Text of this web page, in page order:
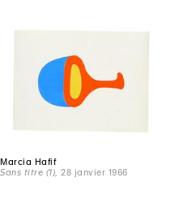
Marcia Hafif
Sans titre (1) , 28 janvier 1966